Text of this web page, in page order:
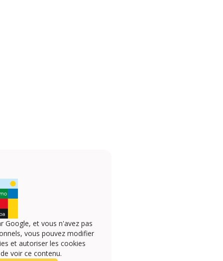
Google, et vous n'avez pas
vous pouvez modifier
et autoriser les cookies
voir ce contenu.